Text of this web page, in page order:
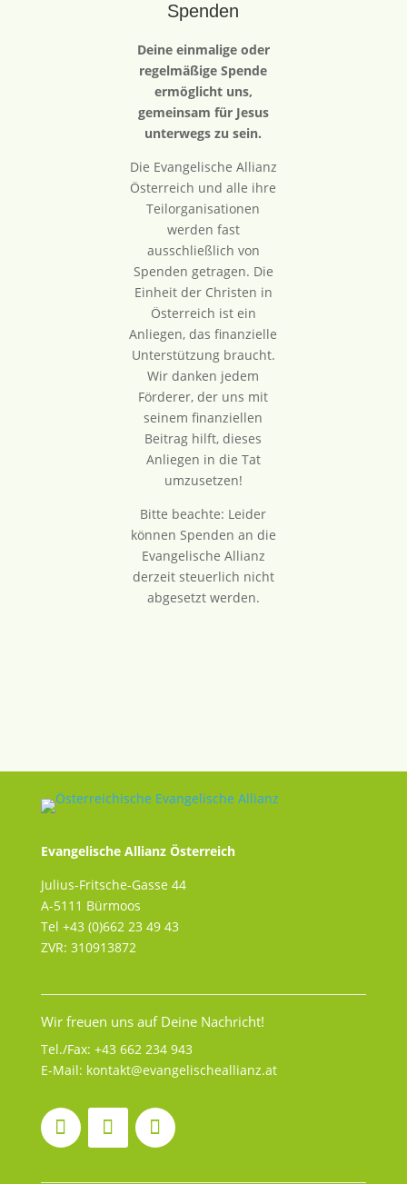
Spenden
Deine einmalige oder
regelmäßige Spende
ermöglicht uns,
gemeinsam für Jesus
unterwegs zu sein.
Die Evangelische Allianz
Österreich und alle ihre
Teilorganisationen
werden fast
ausschließlich von
Spenden getragen. Die
Einheit der Christen in
Österreich ist ein
Anliegen, das finanzielle
Unterstützung braucht.
Wir danken jedem
Förderer, der uns mit
seinem finanziellen
Beitrag hilft, dieses
Anliegen in die Tat
umzusetzen!
Bitte beachte: Leider
können Spenden an die
Evangelische Allianz
derzeit steuerlich nicht
abgesetzt werden.
Evangelische Allianz Österreich
Julius-Fritsche-Gasse 44
A-5111 Bürmoos
Tel +43 (0)662 23 49 43
ZVR: 310913872
Wir freuen uns auf Deine Nachricht!
Tel./Fax: +43 662 234 943
E-Mail: kontakt@evangelischeallianz.at